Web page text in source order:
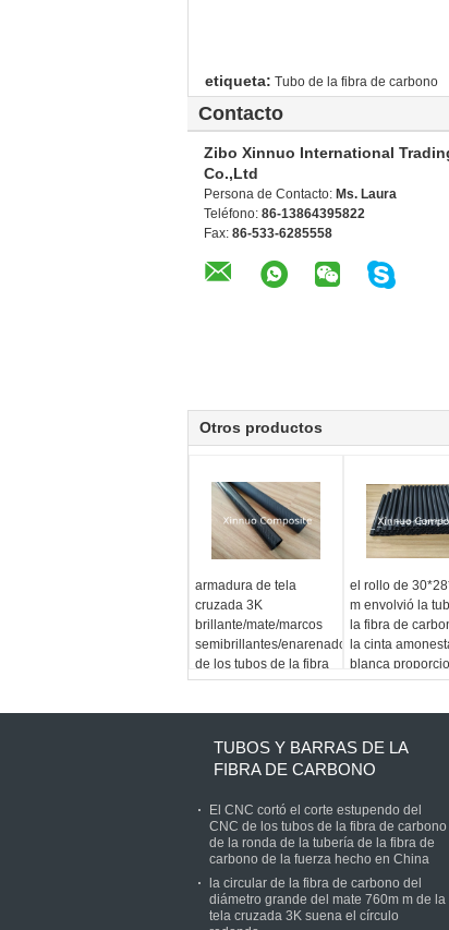
etiqueta: Tubo de la fibra de carbono
Contacto
Zibo Xinnuo International
Co.,Ltd
Persona de Contacto: Ms. Laura
Teléfono: 86-13864395822
Fax: 86-533-6285558
Otros productos
armadura de tela
cruzada 3K
brillante/mate/marcos
semibrillantes/enarenados
de los tubos de la fibra
de carbono para el
juguetes de la cometa
el rollo de
m envolvió la
la fibra de
la cinta
blanca
por la fábrica
TUBOS Y BARRAS DE LA
FIBRA DE CARBONO
El CNC cortó el corte estupendo del
CNC de los tubos de la fibra de carbono
de la ronda de la tubería de la fibra de
carbono de la fuerza hecho en China
la circular de la fibra de carbono del
diámetro grande del mate 760m m de la
tela cruzada 3K suena el círculo